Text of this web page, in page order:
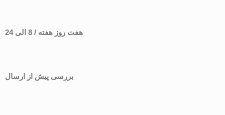
هفت روز هفته / 8 الی 24
بررسی پیش از ارسال